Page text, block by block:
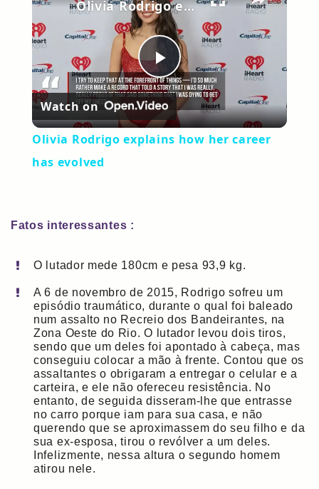
Play
Video
Olivia Rodrigo explains how her career has evolved
Watch on
Olivia Rodrigo explains how her career
has evolved
Fatos interessantes :
O lutador mede 180cm e pesa 93,9 kg.
A 6 de novembro de 2015, Rodrigo sofreu um
episódio traumático, durante o qual foi baleado
num assalto no Recreio dos Bandeirantes, na
Zona Oeste do Rio. O lutador levou dois tiros,
sendo que um deles foi apontado à cabeça, mas
conseguiu colocar a mão à frente. Contou que os
assaltantes o obrigaram a entregar o celular e a
carteira, e ele não ofereceu resistência. No
entanto, de seguida disseram-lhe que entrasse
no carro porque iam para sua casa, e não
querendo que se aproximassem do seu filho e da
sua ex-esposa, tirou o revólver a um deles.
Infelizmente, nessa altura o segundo homem
atirou nele.